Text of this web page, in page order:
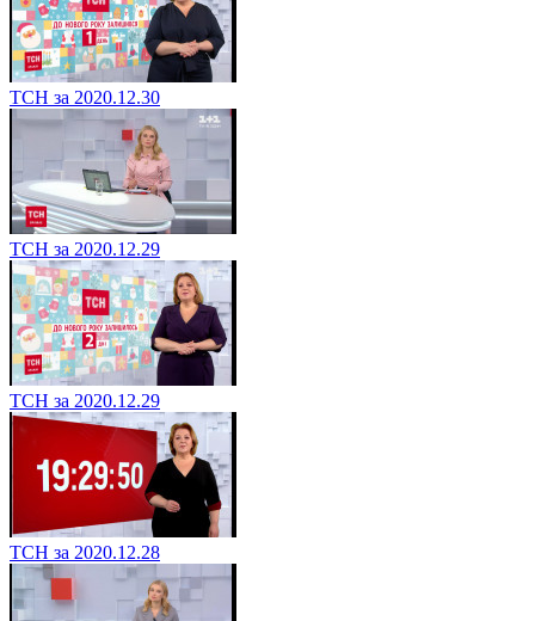
ТСН за 2020.12.30
ТСН за 2020.12.29
ТСН за 2020.12.29
ТСН за 2020.12.28